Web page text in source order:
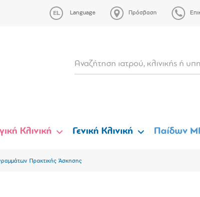
Language Πρόσβαση
Κλινική Γενική Κλινική Παίδων
Πρακτικής Άσκησης